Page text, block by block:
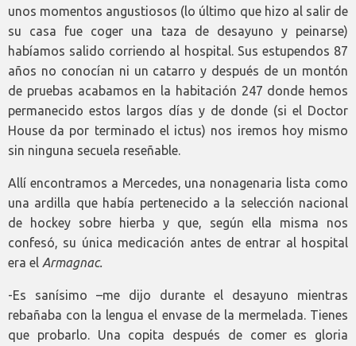
unos momentos angustiosos (lo último que hizo al salir de
su casa fue coger una taza de desayuno y peinarse)
habíamos salido corriendo al hospital. Sus estupendos 87
años no conocían ni un catarro y después de un montón
de pruebas acabamos en la habitación 247 donde hemos
permanecido estos largos días y de donde (si el Doctor
House da por terminado el ictus) nos iremos hoy mismo
sin ninguna secuela reseñable.
Allí encontramos a Mercedes, una nonagenaria lista como
una ardilla que había pertenecido a la selección nacional
de hockey sobre hierba y que, según ella misma nos
confesó, su única medicación antes de entrar al hospital
era el Armagnac.
-Es sanísimo –me dijo durante el desayuno mientras
rebañaba con la lengua el envase de la mermelada. Tienes
que probarlo. Una copita después de comer es gloria